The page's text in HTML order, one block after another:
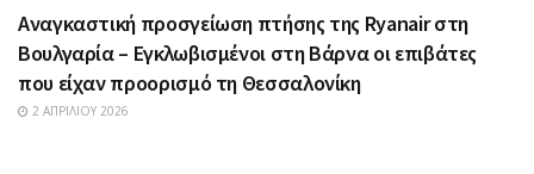
Αναγκαστική προσγείωση πτήσης της Ryanair στη
Βουλγαρία – Εγκλωβισμένοι στη Βάρνα οι επιβάτες
που είχαν προορισμό τη Θεσσαλονίκη
2 ΑΠΡΙΛΊΟΥ 2026